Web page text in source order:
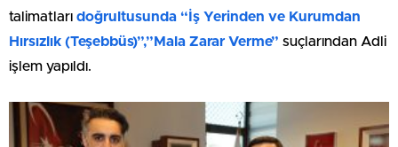
talimatları doğrultusunda “İş Yerinden ve Kurumdan
Hırsızlık (Teşebbüs)”,”Mala Zarar Verme” suçlarından Adli
işlem yapıldı.